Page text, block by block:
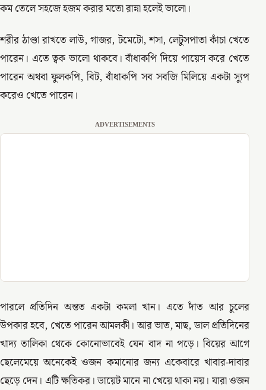
কম তেলে সহজে হজম করার মতো রান্না হলেই ভালো।
শরীর ঠাণ্ডা রাখতে লাউ, গাজর, টমেটো, শসা, লেটুসপাতা কাঁচা খেতে
পারেন। এতে ত্বক ভালো থাকবে। বাঁধাকপি দিয়ে পায়েস করে খেতে
পারেন অথবা ফুলকপি, বিট, বাঁধাকপি সব সবজি মিলিয়ে একটা স্যুপ
করেও খেতে পারেন।
ADVERTISEMENTS
পারলে প্রতিদিন অন্তত একটা কমলা খান। এতে দাঁত আর চুলের
উপকার হবে, খেতে পারেন আমলকী। আর ভাত, মাছ, ডাল প্রতিদিনের
খাদ্য তালিকা থেকে কোনোভাবেই যেন বাদ না পড়ে। বিয়ের আগে
ছেলেমেয়ে অনেকেই ওজন কমানোর জন্য একেবারে খাবার-দাবার
ছেড়ে দেন। এটি ক্ষতিকর। ডায়েট মানে না খেয়ে থাকা নয়। যারা ওজন